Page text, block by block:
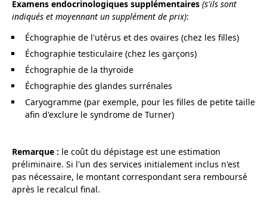
Examens endocrinologiques supplémentaires (s'ils sont
indiqués et moyennant un supplément de prix):
Échographie de l'utérus et des ovaires (chez les filles)
Échographie testiculaire (chez les garçons)
Échographie de la thyroïde
Échographie des glandes surrénales
Caryogramme (par exemple, pour les filles de petite taille
afin d'exclure le syndrome de Turner)
Remarque : le coût du dépistage est une estimation
préliminaire. Si l'un des services initialement inclus n'est
pas nécessaire, le montant correspondant sera remboursé
après le recalcul final.